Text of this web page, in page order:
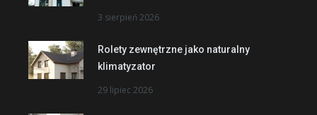
3 sierpień 2026
Rolety zewnętrzne jako naturalny
klimatyzator
29 lipiec 2026